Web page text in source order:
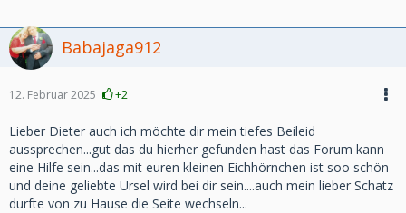
Babajaga912
12. Februar 2025 +2
Lieber Dieter auch ich möchte dir mein tiefes Beileid
aussprechen...gut das du hierher gefunden hast das Forum kann
eine Hilfe sein...das mit euren kleinen Eichhörnchen ist soo schön
und deine geliebte Ursel wird bei dir sein....auch mein lieber Schatz
durfte von zu Hause die Seite wechseln...